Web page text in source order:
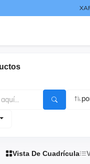
Vista De Cuadrícula